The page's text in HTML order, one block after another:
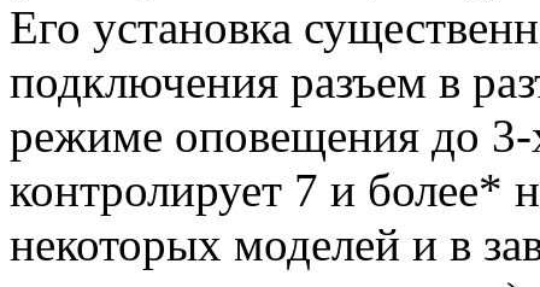
Его установка
подключения разъем в
режиме оповещения до
контролирует 7 и более*
некоторых моделей и в